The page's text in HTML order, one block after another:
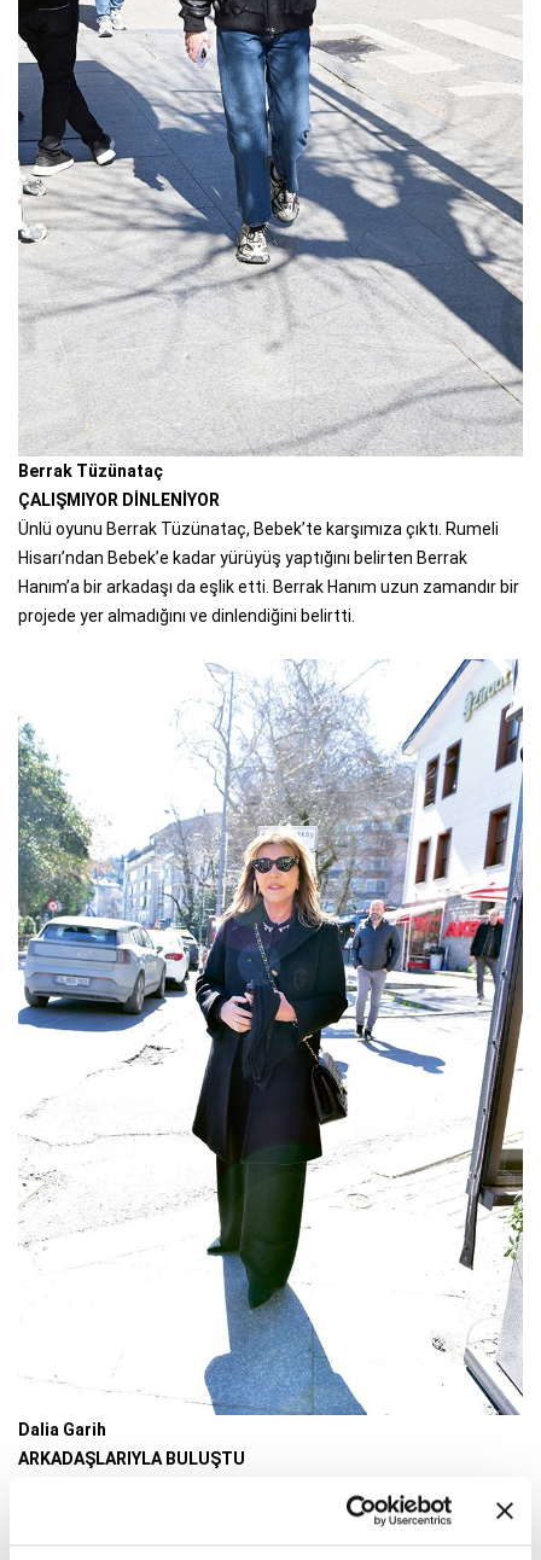
Berrak Tüzünataç
ÇALIŞMIYOR DİNLENİYOR
Ünlü oyunu Berrak Tüzünataç, Bebek’te karşımıza çıktı. Rumeli
Hisarı’ndan Bebek’e kadar yürüyüş yaptığını belirten Berrak
Hanım’a bir arkadaşı da eşlik etti. Berrak Hanım uzun zamandır bir
projede yer almadığını ve dinlendiğini belirtti.
Dalia Garih
ARKADAŞLARIYLA BULUŞTU
objektifimize yansıdı. Öğle saatlerinde Bebek’e gelen Dalia Hanım,
arkadaşlarıyla öğle yemeğinde buluştu; yemek sonrası sahilde